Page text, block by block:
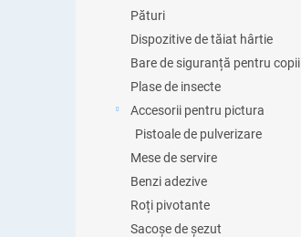
Pături
Dispozitive de tăiat hârtie
Bare de siguranță pentru copii
Plase de insecte
Accesorii pentru pictura
Pistoale de pulverizare
Mese de servire
Benzi adezive
Roți pivotante
Sacoșe de șezut